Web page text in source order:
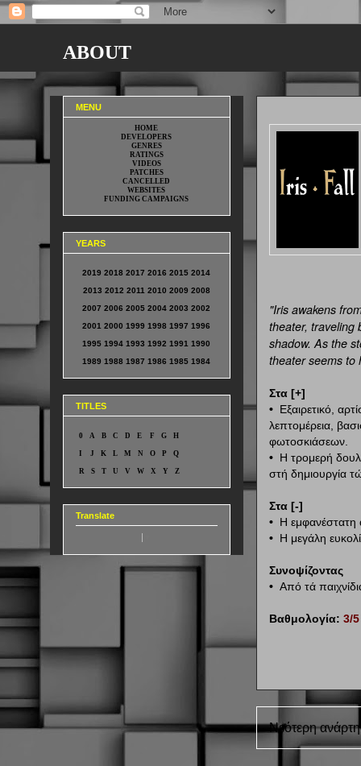
ABOUT
"Iris awakens
theater, traveling
shadow. As the
theater seems to
Στα [+]
• Εξαιρετικό,
λεπτομέρεια,
φωτοσκιάσεων.
• Η τρομερή
στή δημιουργία
Στα [-]
• Η εμφανέστατη
• Η μεγάλη
Συνοψίζοντας
• Από τά
Βαθμολογία: 3/5
Νεότερη
MENU
HOME
DEVELOPERS
GENRES
RATINGS
VIDEOS
PATCHES
CANCELLED
WEBSITES
FUNDING CAMPAIGNS
YEARS
2019 2018 2017 2016 2015 2014
2013 2012 2011 2010 2009 2008
2007 2006 2005 2004 2003 2002
2001 2000 1999 1998 1997 1996
1995 1994 1993 1992 1991 1990
1989 1988 1987 1986 1985 1984
TITLES
0 A B C D E F G H
I J K L M N O P Q
R S T U V W X Y Z
Translate